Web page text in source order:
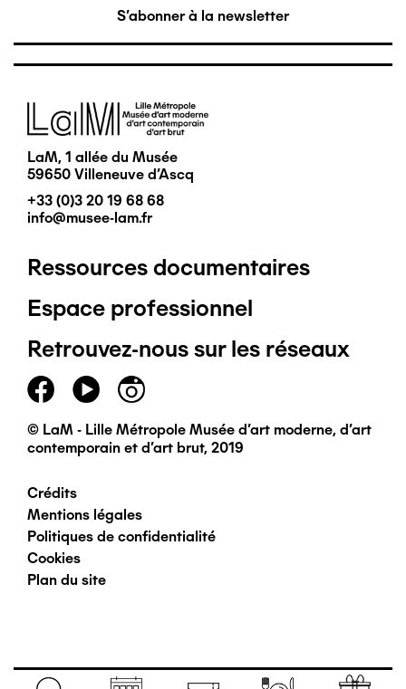
S'abonner à la newsletter
Image
LaM, 1 allée du Musée
59650 Villeneuve d'Ascq
+33 (0)3 20 19 68 68
info@musee-lam.fr
Pied
de
page
principal
Ressources documentaires
Espace professionnel
Retrouvez-nous sur les réseaux
© LaM - Lille Métropole Musée d'art moderne, d'art
contemporain et d'art brut, 2019
Pied
de
page
Crédits
Mentions légales
Politiques de confidentialité
Cookies
Plan du site